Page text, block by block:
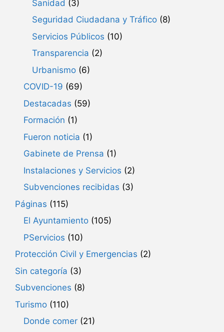
Sanidad (3)
Seguridad Ciudadana y Tráfico (8)
Servicios Públicos (10)
Transparencia (2)
Urbanismo (6)
COVID-19 (69)
Destacadas (59)
Formación (1)
Fueron noticia (1)
Gabinete de Prensa (1)
Instalaciones y Servicios (2)
Subvenciones recibidas (3)
Páginas (115)
El Ayuntamiento (105)
PServicios (10)
Protección Civil y Emergencias (2)
Sin categoría (3)
Subvenciones (8)
Turismo (110)
Donde comer (21)